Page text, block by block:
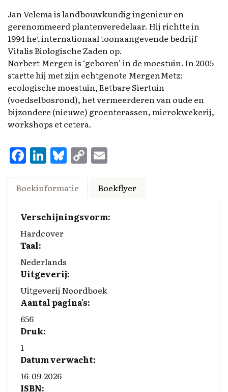
Jan Velema is landbouwkundig ingenieur en
gerenommeerd plantenveredelaar. Hij richtte in
1994 het internationaal toonaangevende bedrijf
Vitalis Biologische Zaden op.
Norbert Mergen is ‘geboren’ in de moestuin. In 2005
startte hij met zijn echtgenote MergenMetz:
ecologische moestuin, Eetbare Siertuin
(voedselbosrond), het vermeerderen van oude en
bijzondere (nieuwe) groenterassen, microkwekerij,
workshops et cetera.
F
a
ce
o
o
k
Li
n
k
d
I
n
Bl
u
es
y
C
o
y
Li
ai
Boekinformatie Boekflyer
Verschijningsvorm:
Hardcover
Taal:
Nederlands
Uitgeverij:
Uitgeverij Noordboek
Aantal pagina's:
656
Druk:
1
Datum verwacht:
16-09-2026
ISBN: